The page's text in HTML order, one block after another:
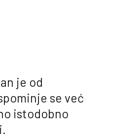
je od
se već
istodobno